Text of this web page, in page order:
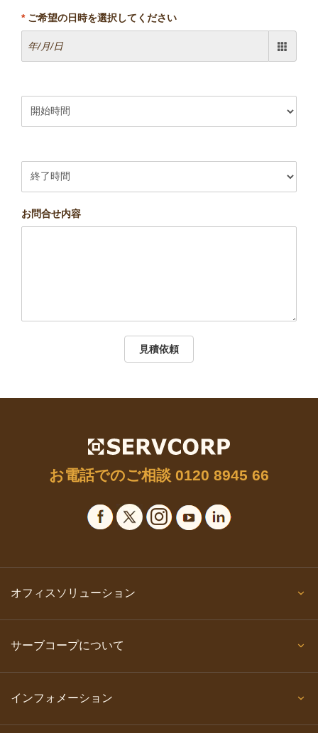
*ご希望の日時を選択してください
お問合せ内容
見積依頼
お電話でのご相談 0120 8945 66
オフィスソリューション
サーブコープについて
インフォメーション